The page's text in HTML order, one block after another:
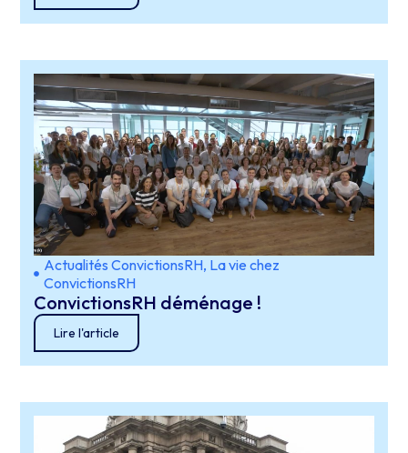
Actualités ConvictionsRH, La vie chez
ConvictionsRH
ConvictionsRH déménage !
Lire l'article